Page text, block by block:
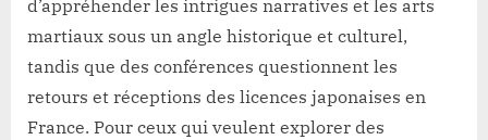
d’appréhender les intrigues narratives et les arts
martiaux sous un angle historique et culturel,
tandis que des conférences questionnent les
retours et réceptions des licences japonaises en
France. Pour ceux qui veulent explorer des